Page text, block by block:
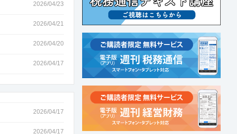
2026/04/23
2026/04/21
2026/04/20
2026/04/17
2026/04/17
2026/04/17